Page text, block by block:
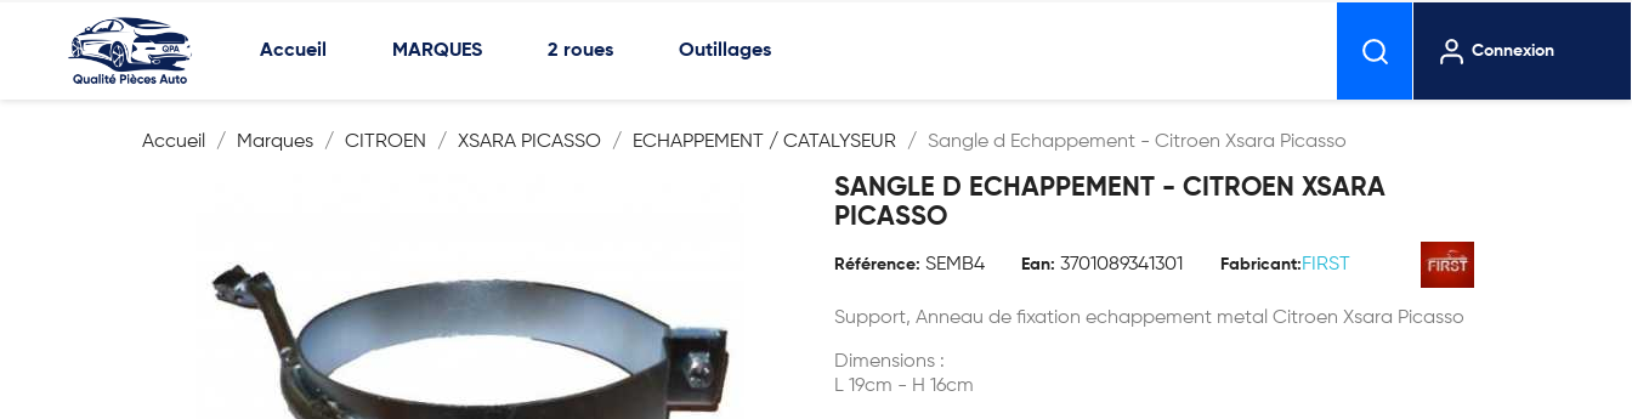
Accueil MARQUES 2 roues Outillages Connexion
Accueil Marques CITROEN XSARA PICASSO ECHAPPEMENT / CATALYSEUR Sangle d Echappement - Citroen Xsara Picasso
SANGLE D ECHAPPEMENT - CITROEN XSARA
PICASSO
Référence: SEMB4 Ean: 3701089341301 Fabricant: FIRST
Support, Anneau de fixation echappement metal Citroen Xsara Picasso
Dimensions :
L 19cm - H 16cm